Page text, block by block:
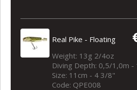
Real Pike - Floating
Weight: 13g 2/4oz
Diving Depth: 0,5/1,0m
Size: 11cm - 4 3/8"
Code: QPE008